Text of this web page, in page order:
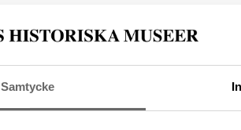
Samtycke
Tillverkare
Föremålsnummer